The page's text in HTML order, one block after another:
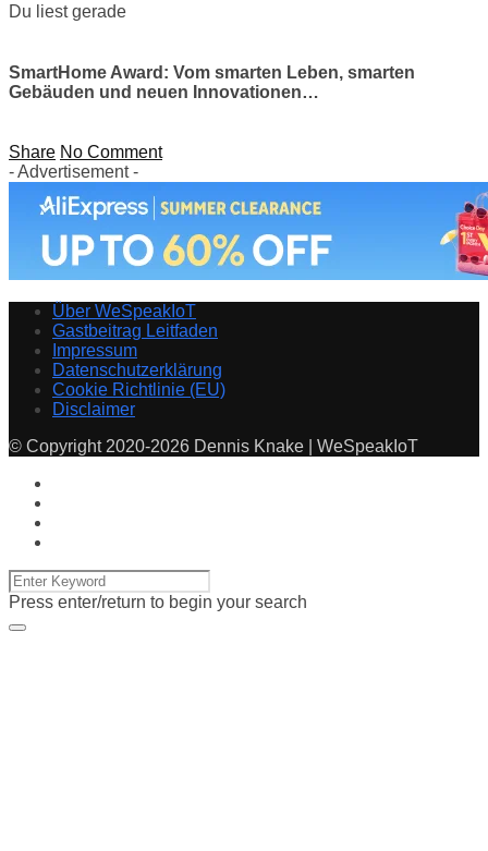
Du liest gerade
SmartHome Award: Vom smarten Leben, smarten
Gebäuden und neuen Innovationen…
Share No Comment
- Advertisement -
Über WeSpeakIoT
Gastbeitrag Leitfaden
Impressum
Datenschutzerklärung
Cookie Richtlinie (EU)
Disclaimer
© Copyright 2020-2026 Dennis Knake | WeSpeakIoT
Press enter/return to begin your search